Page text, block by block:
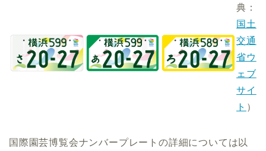
典：
国土
交通
省ウ
ェブ
サイ
ト ）
国際園芸博覧会ナンバープレートの詳細については以